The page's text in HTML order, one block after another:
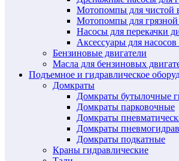
Мотопомпы для чистой
Мотопомпы для
Насосы для перекачки
Аксессуары для
Бензиновые двигатели
Масла для бензиновых
Подъемное и гидравлическое
Домкраты
Домкраты бутылочные
Домкраты парковочные
Домкраты
Домкраты
Домкраты подкатные
Краны гидравлические